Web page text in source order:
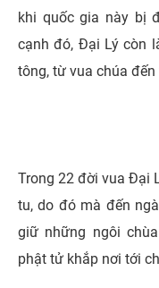
khi quốc gia này bị
cạnh đó, Đại Lý còn
tông, từ vua chúa
Trong 22 đời vua Đại
tu, do đó mà đến
giữ những ngôi
phật tử khắp nơi tới